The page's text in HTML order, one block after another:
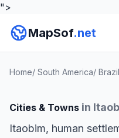
">
MapSof.net
Home/ South America/ Brazil
Cities & Towns in
Itaobim, human